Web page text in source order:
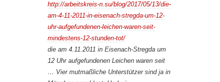
http://arbeitskreis-n.su/blog/2017/05/13/die-
am-4-11-2011-in-eisenach-stregda-um-12-
uhr-aufgefundenen-leichen-waren-seit-
mindestens-12-stunden-tot/
die am 4.11.2011 in Eisenach-Stregda um
12 Uhr aufgefundenen Leichen waren seit
… Vier mutmaßliche Unterstützer sind ja in